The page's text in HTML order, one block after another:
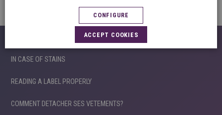
IN CASE OF STAINS
READING A LABEL PROPERLY
COMMENT DETACHER SES VETEMENTS?
ACCEPT COOKIES
CONFIGURE